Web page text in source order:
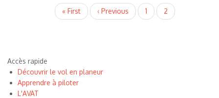
Première
page
« First
Page
précédente
‹ Previous Page
1
Page
courante
2
Accès rapide
Découvrir le vol en planeur
Apprendre à piloter
L'AVAT